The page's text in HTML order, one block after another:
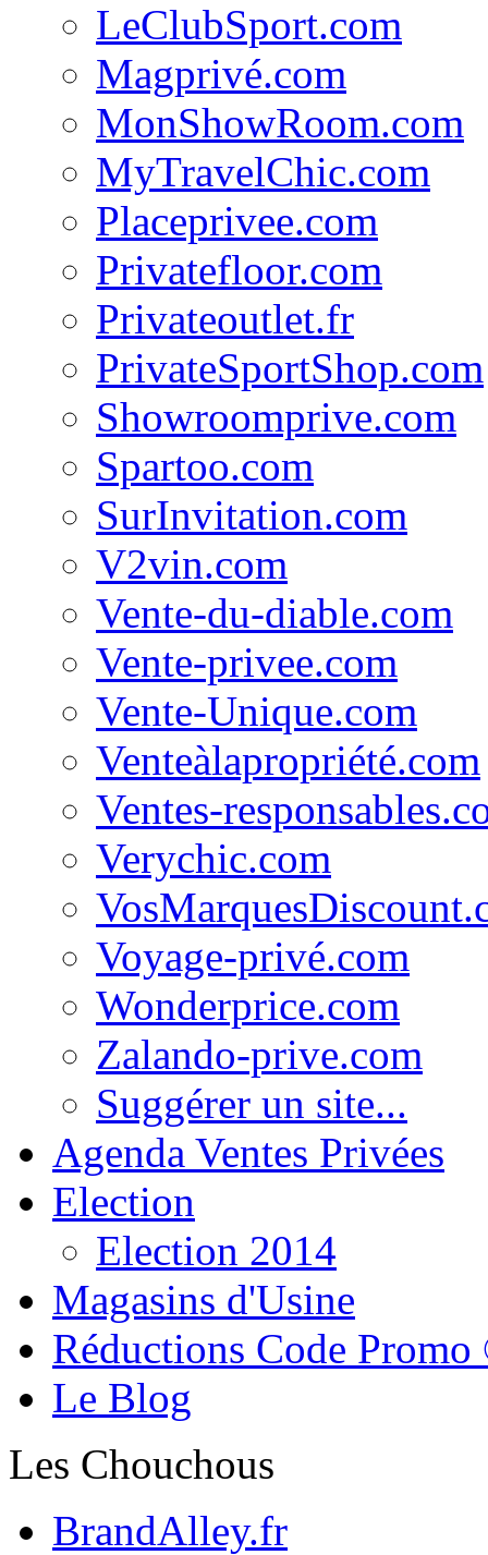
LeClubSport.com
Magprivé.com
MonShowRoom.com
MyTravelChic.com
Placeprivee.com
Privatefloor.com
Privateoutlet.fr
PrivateSportShop.com
Showroomprive.com
Spartoo.com
SurInvitation.com
V2vin.com
Vente-du-diable.com
Vente-privee.com
Vente-Unique.com
Venteàlapropriété.com
Ventes-
Verychic.com
Voyage-privé.com
Wonderprice.com
Zalando-prive.com
Suggérer un site...
Agenda Ventes Privées
Election
Election 2014
Magasins d'Usine
Réductions Code
Le Blog
Les Chouchous
BrandAlley.fr